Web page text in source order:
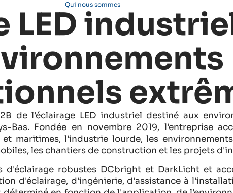
Qui nous sommes
LED
de l'éclairage LED industriel destiné aux
Bas. Fondée en novembre 2019, l'entreprise
maritimes, l'industrie lourde, les
les chantiers de construction et les projets
d'éclairage robustes DCbright et DarkLicht et
d'éclairage, d'ingénierie, d'assistance à